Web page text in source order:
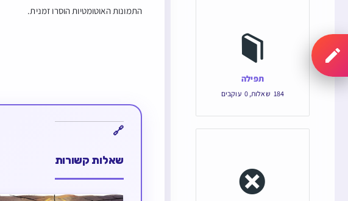
התמונות האוטומטיות הוסרו זמנית.
שאלות קשורות
תפילה
184 שאלות,
0 עוקבים